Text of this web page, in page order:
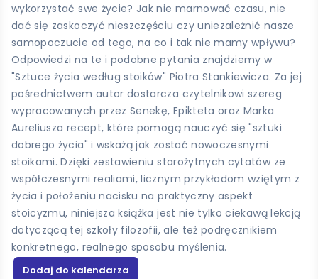
wykorzystać swe życie? Jak nie marnować czasu, nie
dać się zaskoczyć nieszczęściu czy uniezależnić nasze
samopoczucie od tego, na co i tak nie mamy wpływu?
Odpowiedzi na te i podobne pytania znajdziemy w
"Sztuce życia według stoików" Piotra Stankiewicza. Za jej
pośrednictwem autor dostarcza czytelnikowi szereg
wypracowanych przez Senekę, Epikteta oraz Marka
Aureliusza recept, które pomogą nauczyć się "sztuki
dobrego życia" i wskażą jak zostać nowoczesnymi
stoikami. Dzięki zestawieniu starożytnych cytatów ze
współczesnymi realiami, licznym przykładom wziętym z
życia i położeniu nacisku na praktyczny aspekt
stoicyzmu, niniejsza książka jest nie tylko ciekawą lekcją
dotyczącą tej szkoły filozofii, ale też podręcznikiem
konkretnego, realnego sposobu myślenia.